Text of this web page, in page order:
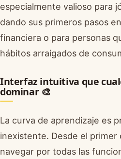
especialmente valioso para
dando sus primeros pasos
financiera o para personas
hábitos arraigados de
Interfaz intuitiva que
dominar 🎨
La curva de aprendizaje es
inexistente. Desde el primer
navegar por todas las